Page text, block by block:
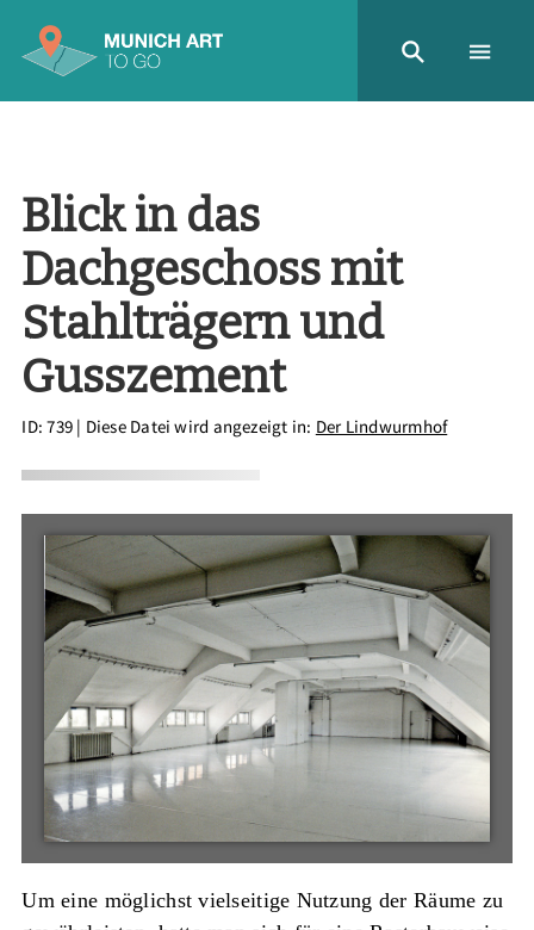
Blick in das
Dachgeschoss mit
Stahlträgern und
Gusszement
ID: 739| Diese Datei wird angezeigt in: Der Lindwurmhof
Um eine möglichst vielseitige Nutzung der Räume zu